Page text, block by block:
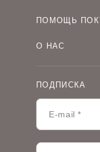
Детская одежда
ПОМОЩЬ
Условия
Таблицы
О НАС
Политика
Наши дилеры
ПОДПИСКА